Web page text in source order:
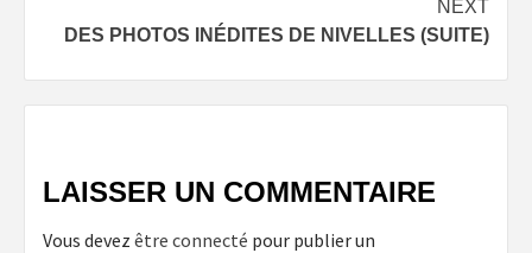
NEXT
DES PHOTOS INÉDITES DE NIVELLES (SUITE)
LAISSER UN COMMENTAIRE
Vous devez être connecté pour publier un